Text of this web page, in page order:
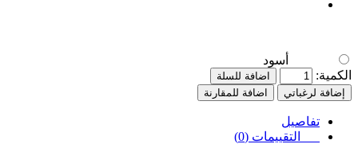
أسود
الكمية:
اضافة للسلة
إضافة لرغباتي
اضافة للمقارنة
تفاصيل
التقييمات (0)